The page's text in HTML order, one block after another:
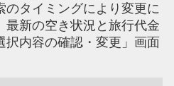
のタイミングにより変更に
最新の空き状況と旅行代金
択内容の確認・変更」画面